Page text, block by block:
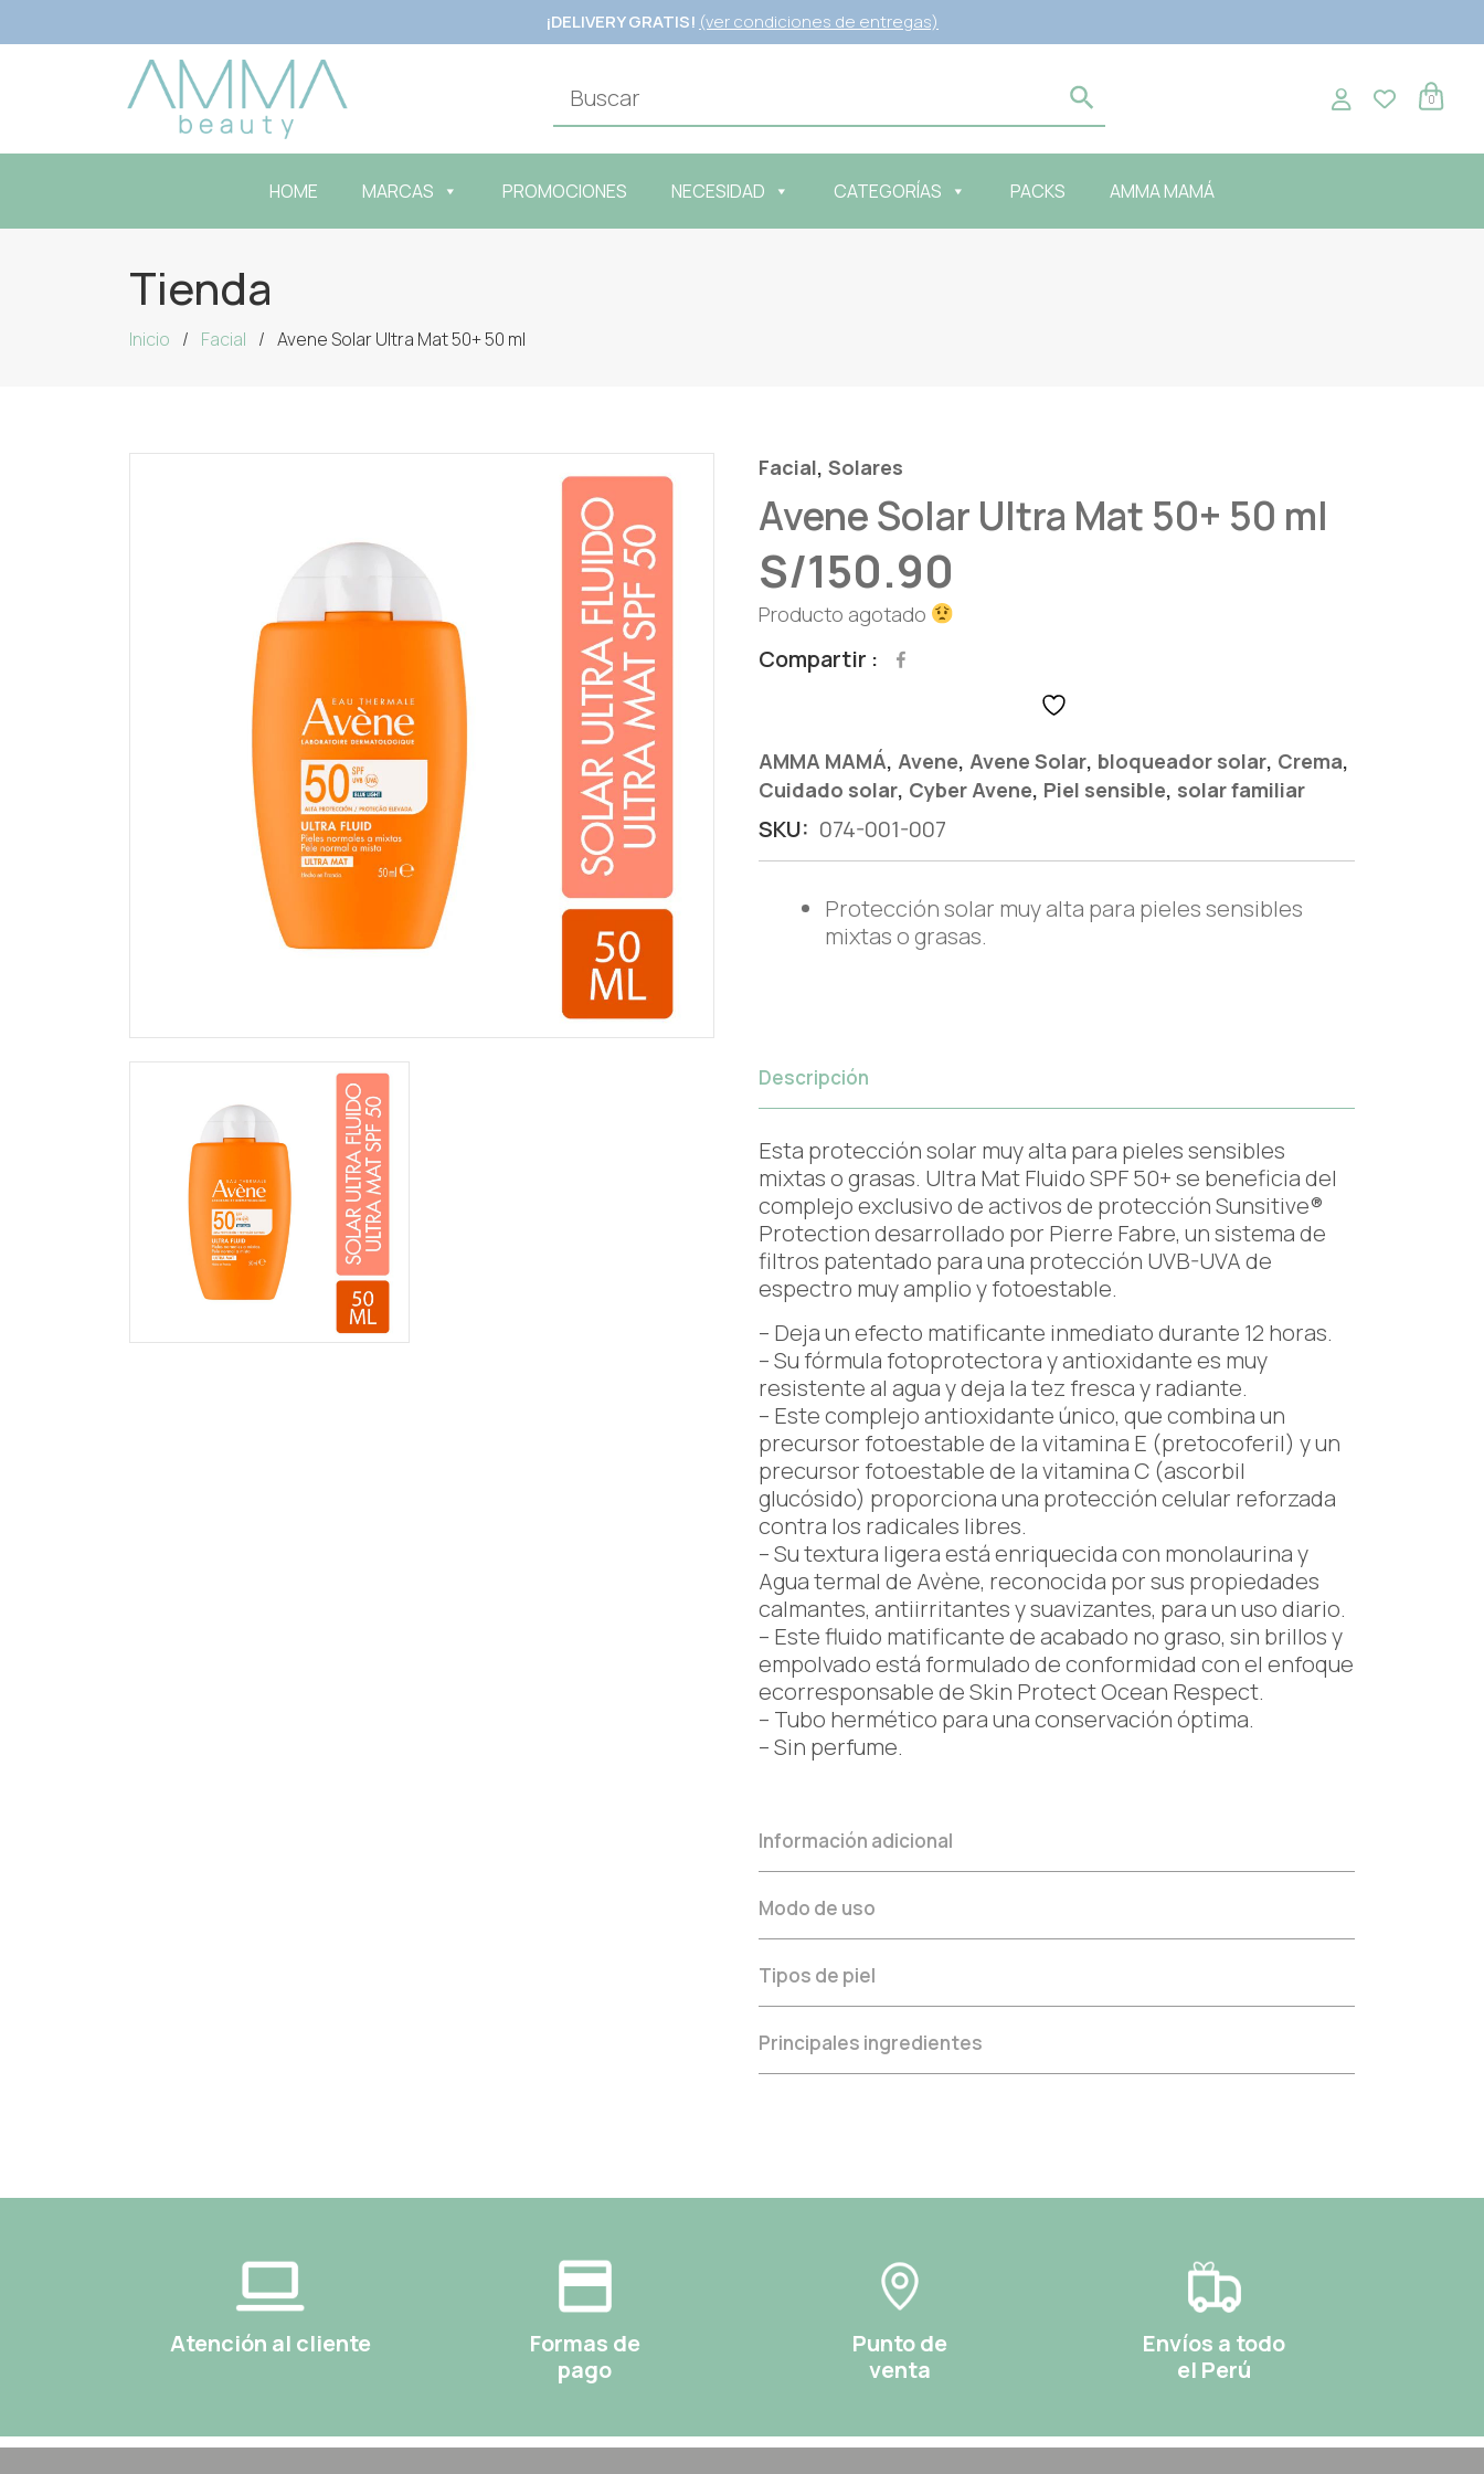
¡DELIVERY GRATIS! (ver condiciones de entregas)
0
HOME MARCAS PROMOCIONES NECESIDAD CATEGORÍAS PACKS AMMA MAMÁ
Tienda
Inicio Facial Avene Solar Ultra Mat 50+ 50 ml
Facial, Solares
Avene Solar Ultra Mat 50+ 50 ml
S/150.90
Producto agotado
Compartir
AMMA MAMÁ, Avene, Avene Solar, bloqueador solar, Crema,
Cuidado solar, Cyber Avene, Piel sensible, solar familiar
SKU: 074-001-007
Protección solar muy alta para pieles sensibles
mixtas o grasas.
Descripción
Esta protección solar muy alta para pieles sensibles
mixtas o grasas. Ultra Mat Fluido SPF 50+ se beneficia del
complejo exclusivo de activos de protección Sunsitive®
Protection desarrollado por Pierre Fabre, un sistema de
filtros patentado para una protección UVB-UVA de
espectro muy amplio y fotoestable.
– Deja un efecto matificante inmediato durante 12 horas.
– Su fórmula fotoprotectora y antioxidante es muy
resistente al agua y deja la tez fresca y radiante.
– Este complejo antioxidante único, que combina un
precursor fotoestable de la vitamina E (pretocoferil) y un
precursor fotoestable de la vitamina C (ascorbil
glucósido) proporciona una protección celular reforzada
contra los radicales libres.
– Su textura ligera está enriquecida con monolaurina y
Agua termal de Avène, reconocida por sus propiedades
calmantes, antiirritantes y suavizantes, para un uso diario.
– Este fluido matificante de acabado no graso, sin brillos y
empolvado está formulado de conformidad con el enfoque
ecorresponsable de Skin Protect Ocean Respect.
– Tubo hermético para una conservación óptima.
– Sin perfume.
Información adicional
Modo de uso
Tipos de piel
Principales ingredientes
Atención al cliente
Formas de
pago
Punto de
venta
Envíos a todo
el Perú